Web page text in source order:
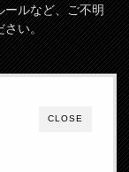
ールなど、ご不明
さい。
CLOSE